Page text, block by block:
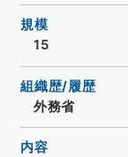
規模
15
組織歴/履歴
外務省
内容